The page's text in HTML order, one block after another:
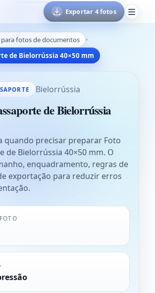
Exportar 4 fotos
para fotos de documentos
de Bielorrússia 40×50 mm
Bielorrússia
de Bielorrússia
quando precisar preparar Foto
de Bielorrússia 40×50 mm. O
enquadramento, regras de
exportação para reduzir erros